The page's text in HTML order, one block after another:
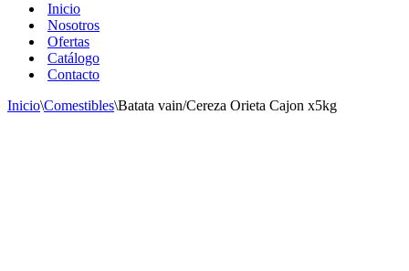
Inicio
Nosotros
Ofertas
Catálogo
Contacto
Inicio\Comestibles\Batata vain/Cereza Orieta Cajon x5kg